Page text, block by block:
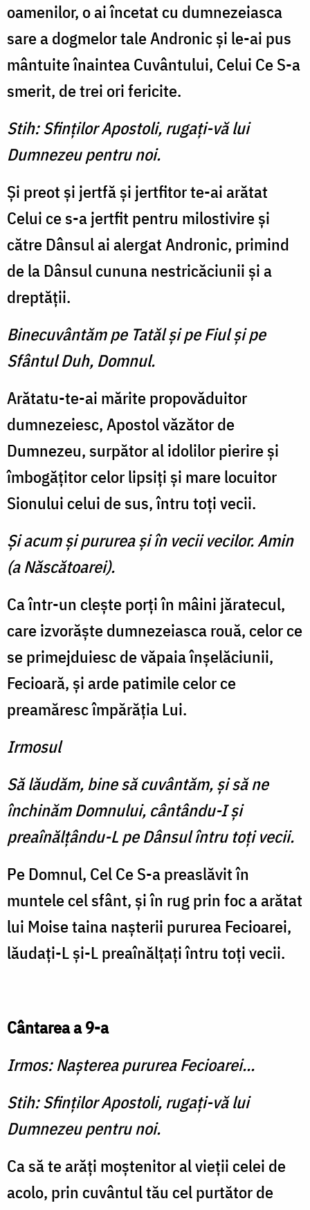
oamenilor, o ai încetat cu dumnezeiasca
sare a dogmelor tale Andronic şi le-ai pus
mântuite înaintea Cuvântului, Celui Ce S-a
smerit, de trei ori fericite.
Stih: Sfinţilor Apostoli, rugaţi-vă lui
Dumnezeu pentru noi.
Şi preot şi jertfă şi jertfitor te-ai arătat
Celui ce s-a jertfit pentru milostivire şi
către Dânsul ai alergat Andronic, primind
de la Dânsul cununa nestricăciunii şi a
dreptăţii.
Binecuvântăm pe Tatăl şi pe Fiul şi pe
Sfântul Duh, Domnul.
Arătatu-te-ai mărite propovăduitor
dumnezeiesc, Apostol văzător de
Dumnezeu, surpător al idolilor pierire şi
îmbogăţitor celor lipsiţi şi mare locuitor
Sionului celui de sus, întru toţi vecii.
Şi acum şi pururea şi în vecii vecilor. Amin
(a Născătoarei).
Ca într-un cleşte porţi în mâini jăratecul,
care izvorăşte dumnezeiasca rouă, celor ce
se primejduiesc de văpaia înşelăciunii,
Fecioară, şi arde patimile celor ce
preamăresc împărăţia Lui.
Irmosul
Să lăudăm, bine să cuvântăm, şi să ne
închinăm Domnului, cântându-I şi
preaînălţându-L pe Dânsul întru toţi vecii.
Pe Domnul, Cel Ce S-a preaslăvit în
muntele cel sfânt, şi în rug prin foc a arătat
lui Moise taina naşterii pururea Fecioarei,
lăudaţi-L şi-L preaînălţaţi întru toţi vecii.
Cântarea a 9-a
Irmos: Naşterea pururea Fecioarei...
Stih: Sfinţilor Apostoli, rugaţi-vă lui
Dumnezeu pentru noi.
Ca să te arăţi moştenitor al vieţii celei de
acolo, prin cuvântul tău cel purtător de